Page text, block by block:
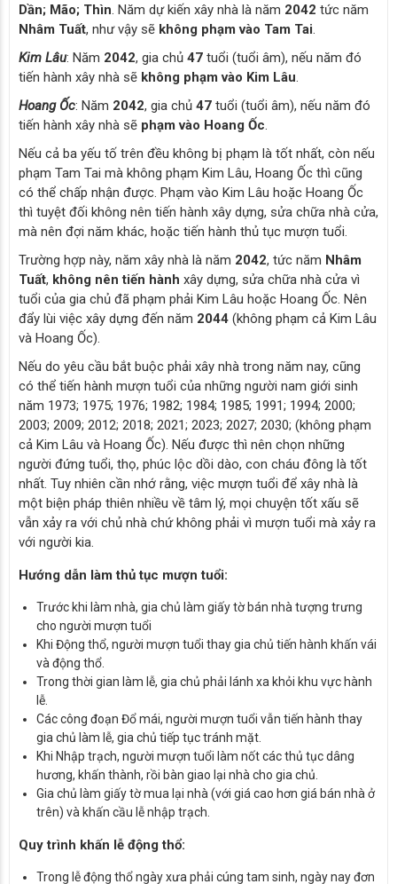
Dần; Mão; Thìn. Năm dự kiến xây nhà là năm 2042 tức năm
Nhâm Tuất, như vậy sẽ không phạm vào Tam Tai.
Kim Lâu: Năm 2042, gia chủ 47 tuổi (tuổi âm), nếu năm đó
tiến hành xây nhà sẽ không phạm vào Kim Lâu.
Hoang Ốc: Năm 2042, gia chủ 47 tuổi (tuổi âm), nếu năm đó
tiến hành xây nhà sẽ phạm vào Hoang Ốc.
Nếu cả ba yếu tố trên đều không bị phạm là tốt nhất, còn nếu
phạm Tam Tai mà không phạm Kim Lâu, Hoang Ốc thì cũng
có thể chấp nhận được. Phạm vào Kim Lâu hoặc Hoang Ốc
thì tuyệt đối không nên tiến hành xây dựng, sửa chữa nhà cửa,
mà nên đợi năm khác, hoặc tiến hành thủ tục mượn tuổi.
Trường hợp này, năm xây nhà là năm 2042, tức năm Nhâm
Tuất, không nên tiến hành xây dựng, sửa chữa nhà cửa vì
tuổi của gia chủ đã phạm phải Kim Lâu hoặc Hoang Ốc. Nên
đẩy lùi việc xây dựng đến năm 2044 (không phạm cả Kim Lâu
và Hoang Ốc).
Nếu do yêu cầu bắt buộc phải xây nhà trong năm nay, cũng
có thể tiến hành mượn tuổi của những người nam giới sinh
năm 1973; 1975; 1976; 1982; 1984; 1985; 1991; 1994; 2000;
2003; 2009; 2012; 2018; 2021; 2023; 2027; 2030; (không phạm
cả Kim Lâu và Hoang Ốc). Nếu được thì nên chọn những
người đứng tuổi, thọ, phúc lộc dồi dào, con cháu đông là tốt
nhất. Tuy nhiên cần nhớ rằng, việc mượn tuổi để xây nhà là
một biện pháp thiên nhiều về tâm lý, mọi chuyện tốt xấu sẽ
vẫn xảy ra với chủ nhà chứ không phải vì mượn tuổi mà xảy ra
với người kia.
Hướng dẫn làm thủ tục mượn tuổi:
Trước khi làm nhà, gia chủ làm giấy tờ bán nhà tượng trưng
cho người mượn tuổi
Khi Động thổ, người mượn tuổi thay gia chủ tiến hành khấn vái
và động thổ.
Trong thời gian làm lễ, gia chủ phải lánh xa khỏi khu vực hành
lễ.
Các công đoạn Đổ mái, người mượn tuổi vẫn tiến hành thay
gia chủ làm lễ, gia chủ tiếp tục tránh mặt.
Khi Nhập trạch, người mượn tuổi làm nốt các thủ tục dâng
hương, khấn thành, rồi bàn giao lại nhà cho gia chủ.
Gia chủ làm giấy tờ mua lại nhà (với giá cao hơn giá bán nhà ở
trên) và khấn cầu lễ nhập trạch.
Quy trình khấn lễ động thổ:
Trong lễ động thổ ngày xưa phải cúng tam sinh, ngày nay đơn